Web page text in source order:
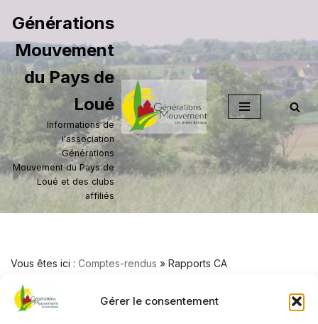
Gérer le consentement
Aller
au
contenu
Générations
Mouvement
du Pays de
Loué
Informations de
l'association
Générations
Mouvement du Pays de
Loué et des clubs
affiliés
Vous êtes ici : Comptes-rendus » Rapports CA
Rapports CA